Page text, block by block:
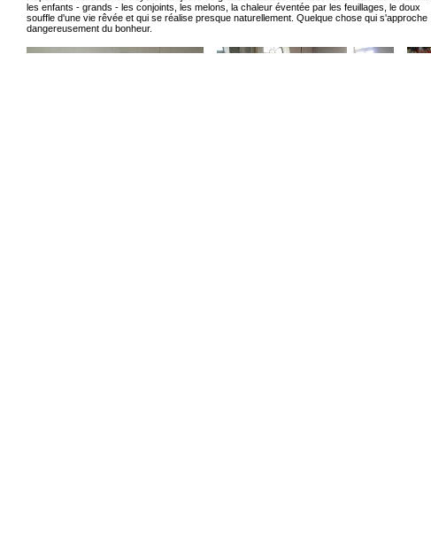
les enfants - grands - les conjoints, les melons, la chaleur éventée par les feuillages, le doux
souffle d'une vie rêvée et qui se réalise presque naturellement. Quelque chose qui s'approche
dangereusement du bonheur.